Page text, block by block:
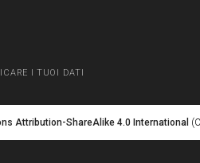
I TUOI DATI
Attribution-ShareAlike 4.0 International